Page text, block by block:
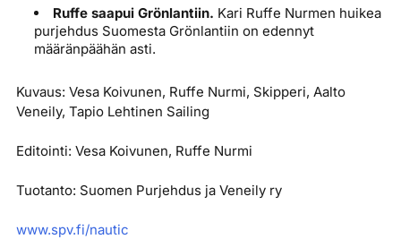
Ruffe saapui Grönlantiin. Kari Ruffe Nurmen huikea
purjehdus Suomesta Grönlantiin on edennyt
määränpäähän asti.
Kuvaus: Vesa Koivunen, Ruffe Nurmi, Skipperi, Aalto
Veneily, Tapio Lehtinen Sailing
Editointi: Vesa Koivunen, Ruffe Nurmi
Tuotanto: Suomen Purjehdus ja Veneily ry
www.spv.fi/nautic